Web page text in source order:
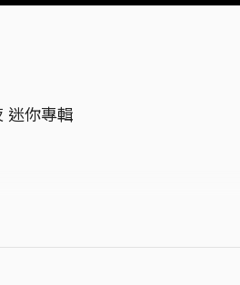
迷你專輯
楊翊
臨/陳庭宏